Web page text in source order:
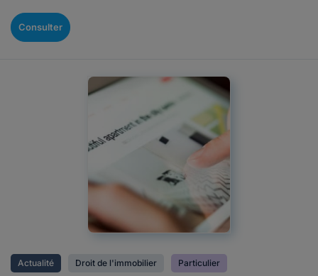
Consulter
Actualité Droit de l'immobilier Particulier